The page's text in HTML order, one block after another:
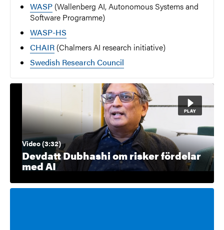
WASP (Wallenberg AI, Autonomous Systems and
Software Programme)
WASP-HS
CHAIR (Chalmers AI research initiative)
Swedish Research Council
Video (3:32)
Devdatt Dubhashi om risker fördelar
med AI